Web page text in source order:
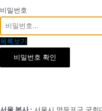
비밀번호
목록보기
비밀번호 확인
서울 본사 : 서울시 영등포구 국